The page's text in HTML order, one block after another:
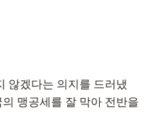
않겠다는 의지를 드러냈
맹공세를 잘 막아 전반을